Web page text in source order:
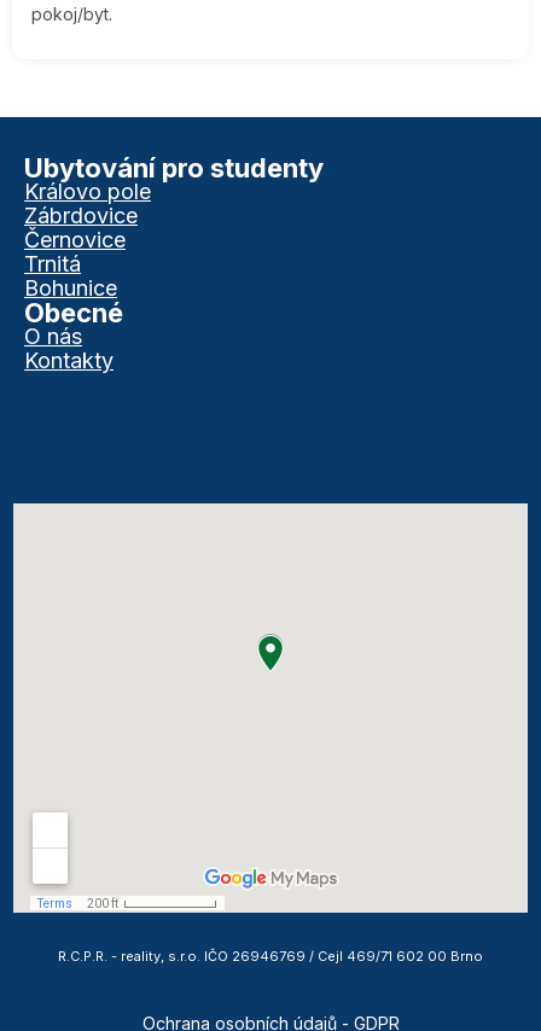
pokoj/byt.
Ubytování pro studenty
Královo pole
Zábrdovice
Černovice
Trnitá
Bohunice
Obecné
O nás
Kontakty
R.C.P.R. - reality, s.r.o. IČO 26946769 / Cejl 469/71 602 00 Brno
Ochrana osobních údajů - GDPR